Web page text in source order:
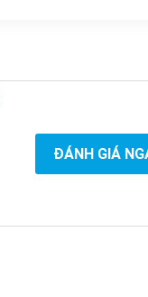
ĐÁNH GIÁ